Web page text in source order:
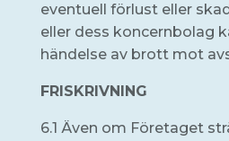
eventuell förlust eller
eller dess koncernbolag
händelse av brott mot
FRISKRIVNING
6.1 Även om Företaget